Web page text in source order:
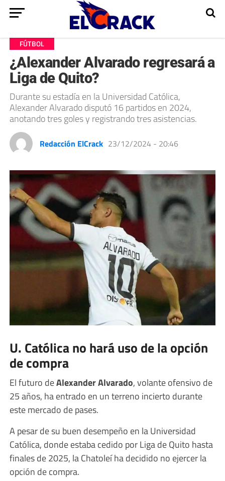
FÚTBOL
¿Alexander Alvarado regresará a
Liga de Quito?
Durante su estadía en la Universidad Católica,
Alexander Alvarado disputó 16 partidos en 2024,
anotando tres goles y registrando tres asistencias.
Redacción ElCrack 23/12/2024 - 20:46
U. Católica no hará uso de la opción
de compra
El futuro deAlexander Alvarado, volante ofensivo de
25 años, ha entrado en un terreno incierto durante
este mercado de pases.
A pesar de su buen desempeño en la Universidad
Católica, donde estaba cedido por Liga de Quito hasta
finales de 2025, la Chatoleí ha decidido no ejercer la
opción de compra.